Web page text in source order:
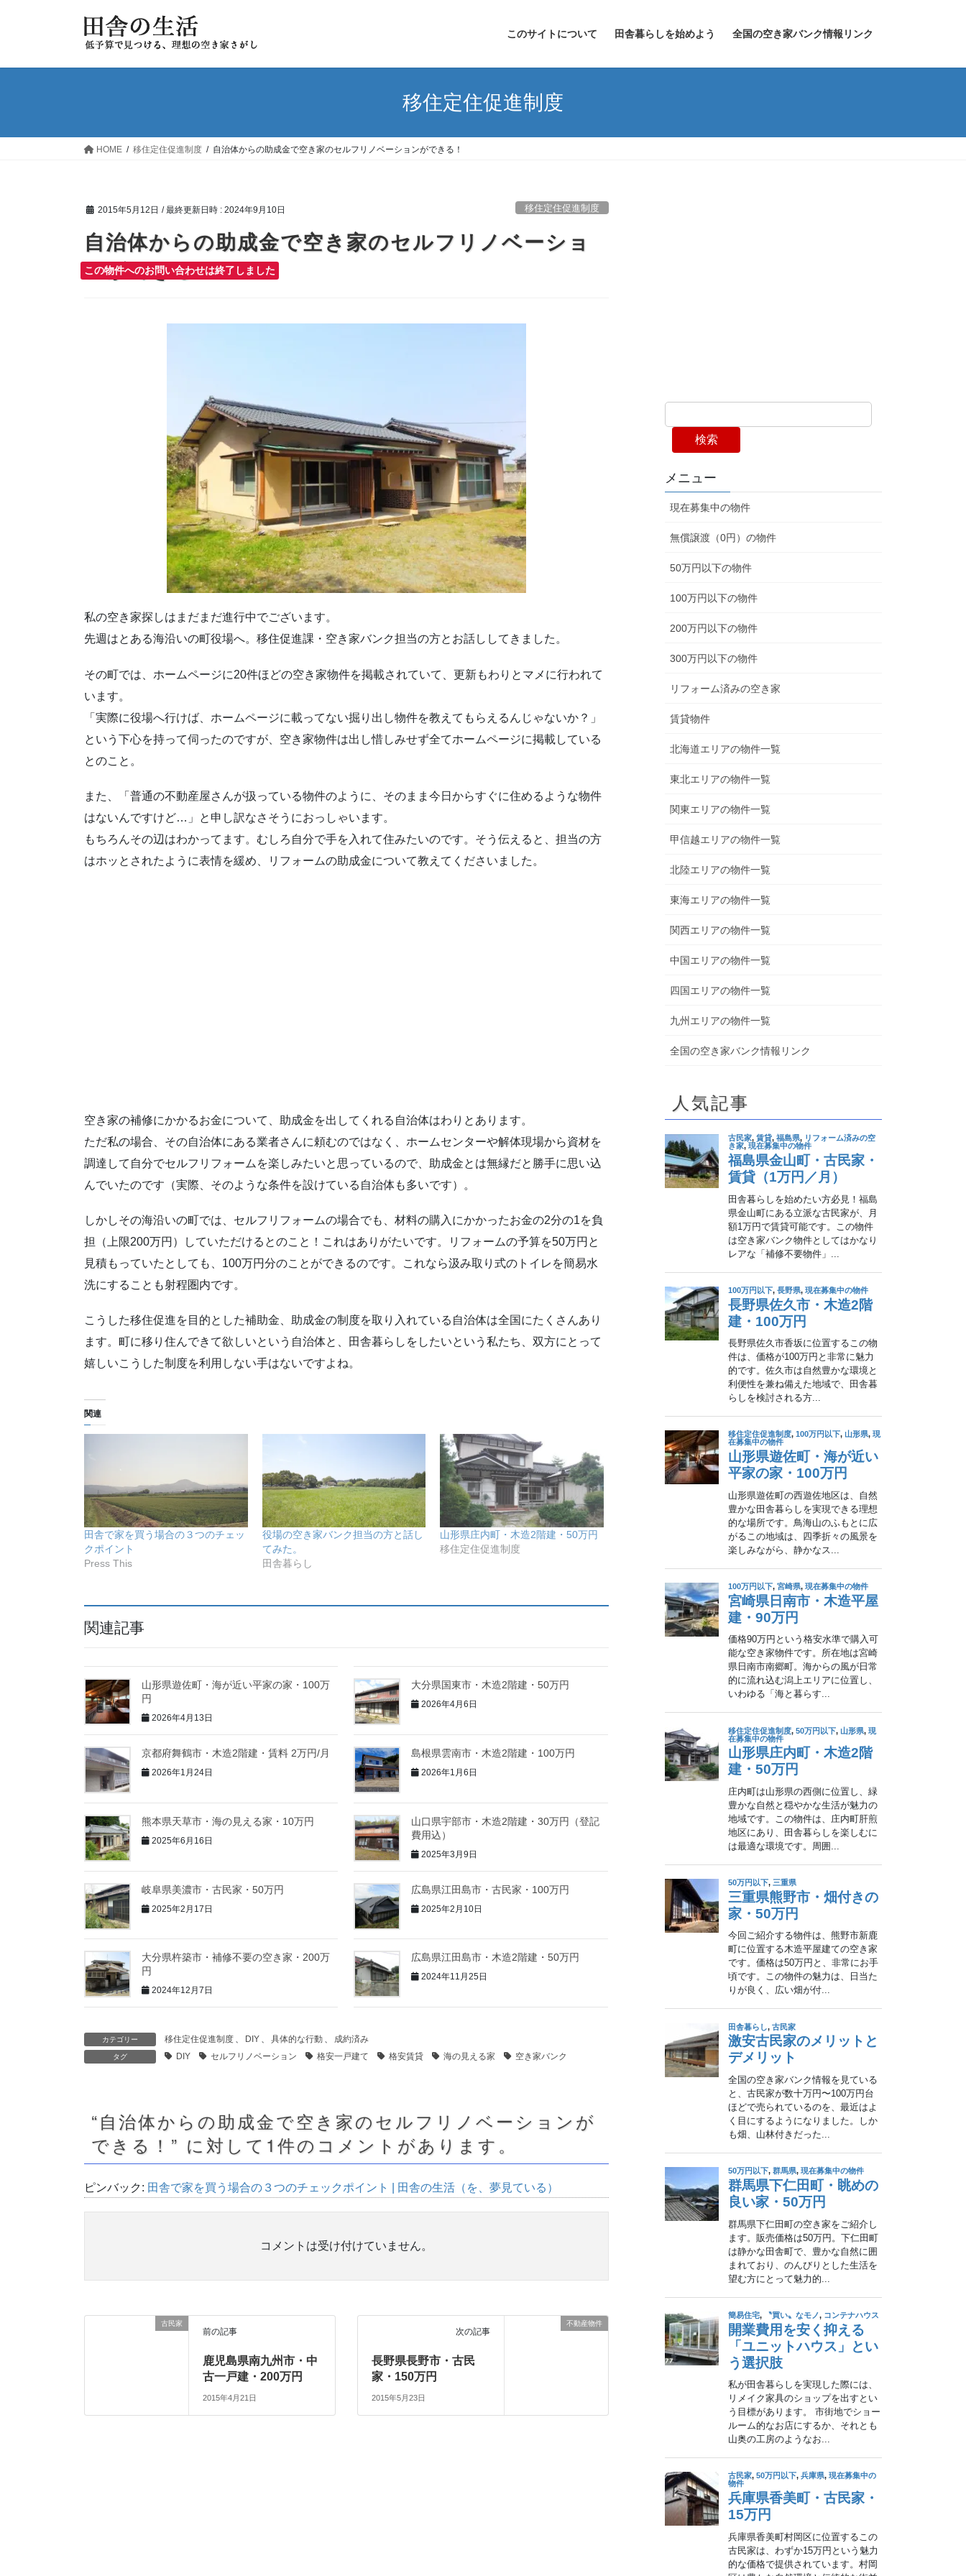
このサイトについて 田舎暮らしを始めよう 全国の空き家バンク情報リンク
移住定住促進制度
HOME 移住定住促進制度 自治体からの助成金で空き家のセルフリノベーションができる！
2015年5月12日 / 最終更新日時 : 2024年9月10日 移住定住促進制度
自治体からの助成金で空き家のセルフリノベーショ
ンができる！
私の空き家探しはまだまだ進行中でございます。
先週はとある海沿いの町役場へ。移住促進課・空き家バンク担当の方とお話ししてきました。
その町では、ホームページに20件ほどの空き家物件を掲載されていて、更新もわりとマメに行われて
います。
「実際に役場へ行けば、ホームページに載ってない掘り出し物件を教えてもらえるんじゃないか？」
という下心を持って伺ったのですが、空き家物件は出し惜しみせず全てホームページに掲載している
とのこと。
また、「普通の不動産屋さんが扱っている物件のように、そのまま今日からすぐに住めるような物件
はないんですけど…」と申し訳なさそうにおっしゃいます。
もちろんその辺はわかってます。むしろ自分で手を入れて住みたいのです。そう伝えると、担当の方
はホッとされたように表情を緩め、リフォームの助成金について教えてくださいました。
空き家の補修にかかるお金について、助成金を出してくれる自治体はわりとあります。
ただ私の場合、その自治体にある業者さんに頼むのではなく、ホームセンターや解体現場から資材を
調達して自分でセルフリフォームを楽しみたいと思っているので、助成金とは無縁だと勝手に思い込
んでいたのです（実際、そのような条件を設けている自治体も多いです）。
しかしその海沿いの町では、セルフリフォームの場合でも、材料の購入にかかったお金の2分の1を負
担（上限200万円）していただけるとのこと！これはありがたいです。リフォームの予算を50万円と
見積もっていたとしても、100万円分のことができるのです。これなら汲み取り式のトイレを簡易水
洗にすることも射程圏内です。
こうした移住促進を目的とした補助金、助成金の制度を取り入れている自治体は全国にたくさんあり
ます。町に移り住んできて欲しいという自治体と、田舎暮らしをしたいという私たち、双方にとって
嬉しいこうした制度を利用しない手はないですよね。
この物件へのお問い合わせは終了しました
関連
田舎で家を買う場合の３つのチェッ
クポイント
Press This
役場の空き家バンク担当の方と話し
てみた。
田舎暮らし
山形県庄内町・木造2階建・50万円
移住定住促進制度
関連記事
山形県遊佐町・海が近い平家の家・100万
円
2026年4月13日
大分県国東市・木造2階建・50万円
2026年4月6日
京都府舞鶴市・木造2階建・賃料 2万円/月
2026年1月24日
島根県雲南市・木造2階建・100万円
2026年1月6日
熊本県天草市・海の見える家・10万円
2025年6月16日
山口県宇部市・木造2階建・30万円（登記
費用込）
2025年3月9日
岐阜県美濃市・古民家・50万円
2025年2月17日
広島県江田島市・古民家・100万円
2025年2月10日
大分県杵築市・補修不要の空き家・200万
円
2024年12月7日
広島県江田島市・木造2階建・50万円
2024年11月25日
カテゴリー 移住定住促進制度 、 DIY 、 具体的な行動 、 成約済み
タグ DIY セルフリノベーション 格安一戸建て 格安賃貸 海の見える家 空き家バンク
“自治体からの助成金で空き家のセルフリノベーションが
できる！ ” に対して1件のコメントがあります。
ピンバック: 田舎で家を買う場合の３つのチェックポイント | 田舎の生活（を、夢見ている）
コメントは受け付けていません。
古民家
前の記事
鹿児島県南九州市・中
古一戸建・200万円
2015年4月21日
不動産物件
次の記事
長野県長野市・古民
家・150万円
2015年5月23日
検索
メニュー
現在募集中の物件
無償譲渡（0円）の物件
50万円以下の物件
100万円以下の物件
200万円以下の物件
300万円以下の物件
リフォーム済みの空き家
賃貸物件
北海道エリアの物件一覧
東北エリアの物件一覧
関東エリアの物件一覧
甲信越エリアの物件一覧
北陸エリアの物件一覧
東海エリアの物件一覧
関西エリアの物件一覧
中国エリアの物件一覧
四国エリアの物件一覧
九州エリアの物件一覧
全国の空き家バンク情報リンク
人気記事